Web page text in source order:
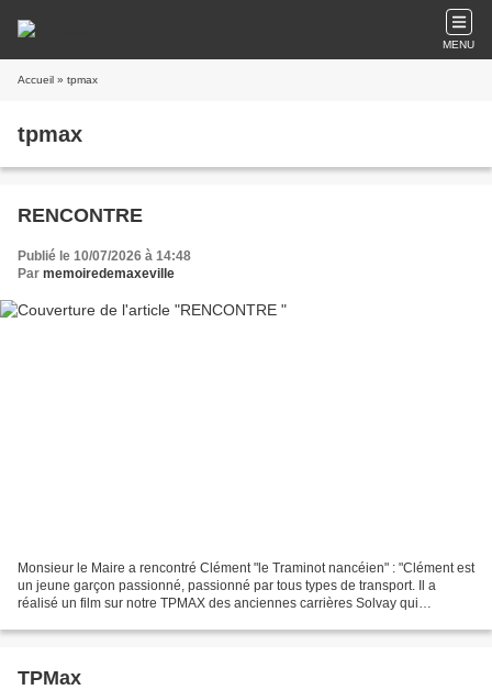
MENU
Accueil » tpmax
tpmax
RENCONTRE
Publié le 10/07/2026 à 14:48
Par memoiredemaxeville
Monsieur le Maire a rencontré Clément "le Traminot nancéien" : "Clément est
un jeune garçon passionné, passionné par tous types de transport. Il a
réalisé un film sur notre TPMAX des anciennes carrières Solvay qui
TPMax